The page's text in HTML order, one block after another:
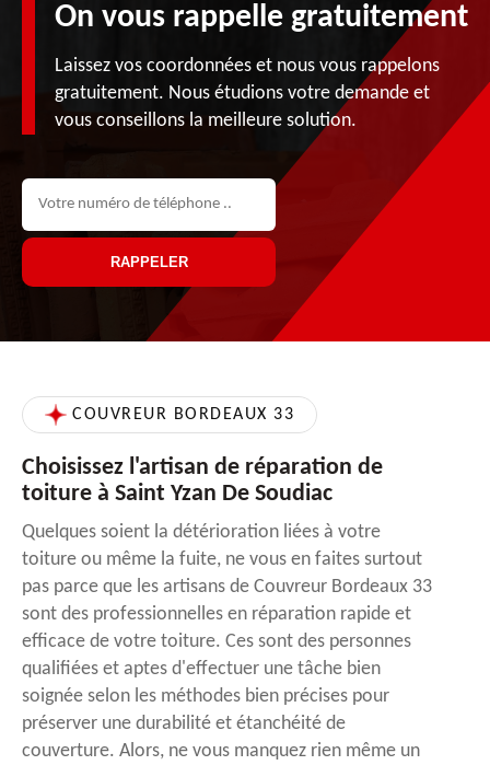
On vous rappelle gratuitement
Laissez vos coordonnées et nous vous rappelons
gratuitement. Nous étudions votre demande et
vous conseillons la meilleure solution.
COUVREUR BORDEAUX 33
Choisissez l'artisan de réparation de
toiture à Saint Yzan De Soudiac
Quelques soient la détérioration liées à votre
toiture ou même la fuite, ne vous en faites surtout
pas parce que les artisans de Couvreur Bordeaux 33
sont des professionnelles en réparation rapide et
efficace de votre toiture. Ces sont des personnes
qualifiées et aptes d'effectuer une tâche bien
soignée selon les méthodes bien précises pour
préserver une durabilité et étanchéité de
couverture. Alors, ne vous manquez rien même un